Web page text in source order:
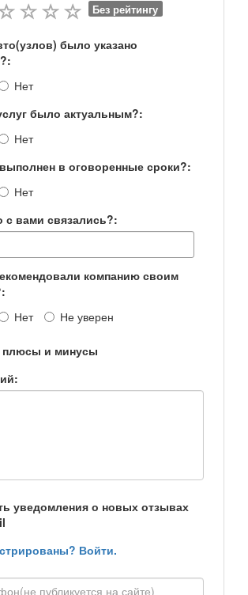
Без рейтингу
было указано
Нет
было актуальным?:
Нет
в оговоренные сроки?:
Нет
с вами связались?:
компанию своим
Нет Не уверен
плюсы и минусы
уведомления о новых отзывах
Войти.